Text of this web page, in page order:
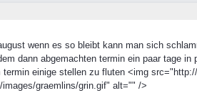
wenn es so bleibt kann man sich
dann abgemachten termin ein paar tage in
einige stellen zu fluten <img
graemlins/grin.gif" alt="" />